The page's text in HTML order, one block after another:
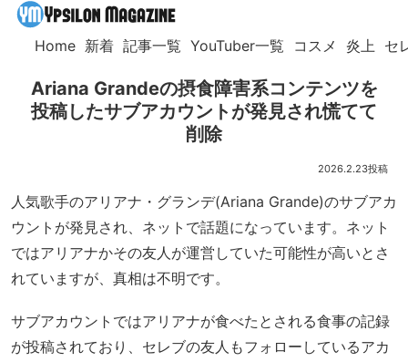
Home 新着 記事一覧 YouTuber一覧 コスメ 炎上 セ
Ariana Grandeの摂食障害系コンテンツを
投稿したサブアカウントが発見され慌てて
削除
2026.2.23
人気歌手のアリアナ・グランデ(Ariana Grande)のサブアカ
ウントが発見され、ネットで話題になっています。ネット
ではアリアナかその友人が運営していた可能性が高いとさ
れていますが、真相は不明です。
サブアカウントではアリアナが食べたとされる食事の記録
が投稿されており、セレブの友人もフォローしているアカ